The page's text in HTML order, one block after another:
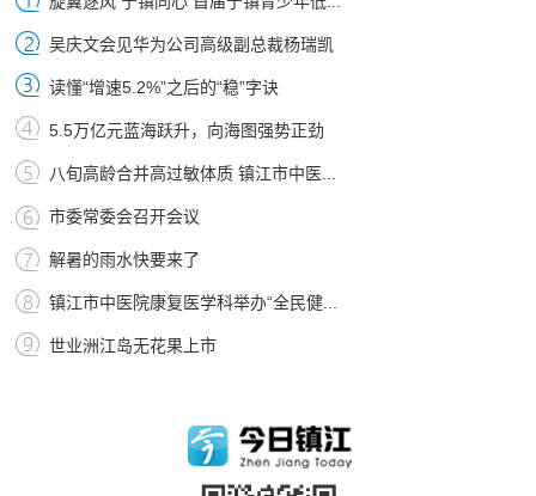
吴庆文会见华为公司高级副总裁杨瑞凯
读懂“增速5.2%”之后的“稳”字诀
5.5万亿元蓝海跃升，向海图强势正劲
八旬高龄合并高过敏体质 镇江市中医...
市委常委会召开会议
解暑的雨水快要来了
镇江市中医院康复医学科举办“全民健...
世业洲江岛无花果上市